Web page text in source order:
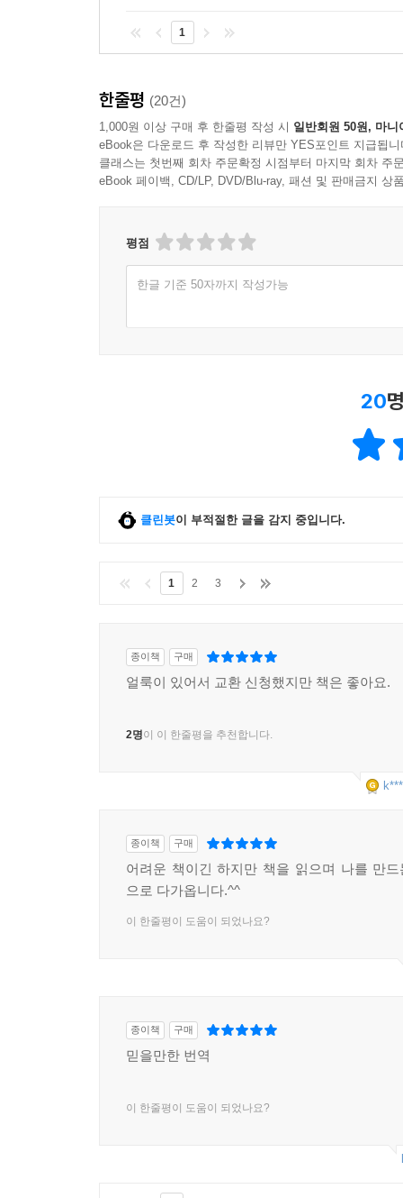
1
한줄평 (20건)
1,000원 이상 구매 후 한줄평 작성 시 일반회원 50원, 마니
eBook은 다운로드 후 작성한 리뷰만 YES포인트 지급됩니
클래스는 첫번째 회차 주문확정 시점부터 마지막 회차 주
eBook 페이백, CD/LP, DVD/Blu-ray, 패션 및 판매금지 상
평점
한글 기준 50자까지 작성가능
20
클린봇이 부적절한 글을 감지 중입니다.
1 2 3
종이책 구매
얼룩이 있어서 교환 신청했지만 책은 좋아요.
2명이 이 한줄평을 추천합니다.
종이책 구매
어려운 책이긴 하지만 책을 읽으며 나를 만
으로 다가옵니다.^^
이 한줄평이 도움이 되었나요?
종이책 구매
믿을만한 번역
이 한줄평이 도움이 되었나요?